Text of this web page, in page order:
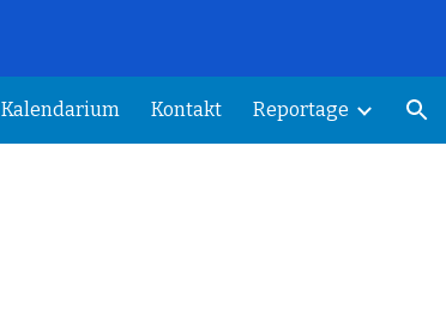
Kalendarium Kontakt Reportage